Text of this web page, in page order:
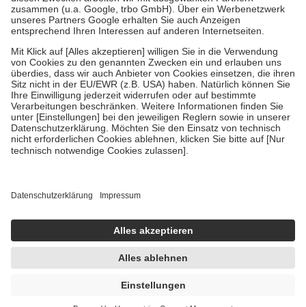
Diese Regeln gelten grundsätzlich auch für Online-Apotheken.
Bei Heilmitteln und häuslicher Krankenpflege beträgt die
Zuzahlung zehn Prozent der Kosten sowie zehn Euro je
Verordnung.
Um das Engagement der Versicherten für ihre eigene Gesundheit zu
stärken und die besondere Stellung der Familie zu unterstützen,
fallenkeine Zuzahlungenan bei:
• Kindern und Jugendlichen bis zum vollendeten 18. Lebensjahr
mit Ausnahme der Fahrkosten
• Untersuchungen zur Vorsorge und Früherkennung, die von der
GKV getragen werden
Einholung von Bewertungen. Trusted Shops hat Maßnahmen
getroffen, um sicherzustellen, dass es sich um echte Bewertungen
handelt. Mehr Informationen findest du hier:
https://help.etrusted.com/hc/de/articles/4419944605341